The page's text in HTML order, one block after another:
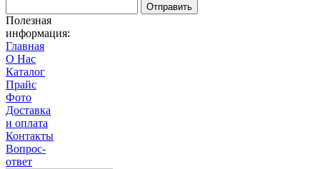
Отправить
Полезная
информация:
Главная
О Нас
Каталог
Прайс
Фото
Доставка
и оплата
Контакты
Вопрос-
ответ